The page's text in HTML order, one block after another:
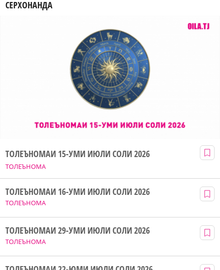
СЕРХОНАНДА
ТОЛЕЪНОМА
ТОЛЕЪНОМАИ 15-УМИ ИЮЛИ СОЛИ 2026
ТОЛЕЪНОМА
ТОЛЕЪНОМАИ 16-УМИ ИЮЛИ СОЛИ 2026
ТОЛЕЪНОМА
ТОЛЕЪНОМАИ 29-УМИ ИЮЛИ СОЛИ 2026